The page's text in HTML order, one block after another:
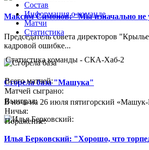
Максим Симонов: "Мы изначально не
Председатель совета директоров
кадровой ошибке...
Сгорела база "Машука"
В ночь на 26 июля пятигорский
Илья Берковский: "Хорошо, что
Состав
Информация о команде
Матчи
Статистика
Статистика команды - СКА-Хаб-2
Всего матчей:
Матчей сыграно:
Выиграл:
Ничья:
Поражение: